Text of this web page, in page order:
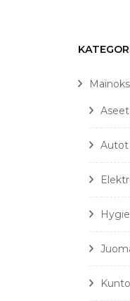
Aseet
Autot